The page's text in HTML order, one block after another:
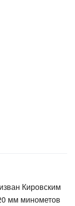
Кировским
мм минометов